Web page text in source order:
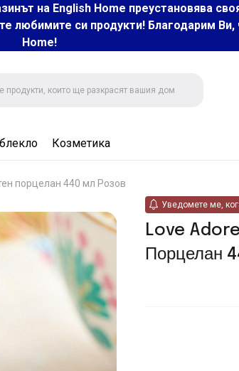
на English Home преустановява
любимите си продукти! Благодарим
Home!
Козметика
порцелан 440 мл Розов
Уведомете ме,
Love
Порцелан